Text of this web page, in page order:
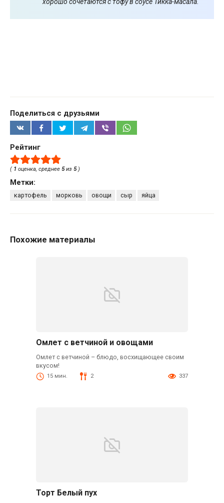
Поделиться с друзьями
Рейтинг
( 1 оценка, среднее 5из 5)
Метки:
картофель морковь овощи сыр яйца
Похожие материалы
Омлет с ветчиной и овощами
Омлет с ветчиной – блюдо, восхищающее своим
вкусом!
15 мин. 2 337
Торт Белый пух